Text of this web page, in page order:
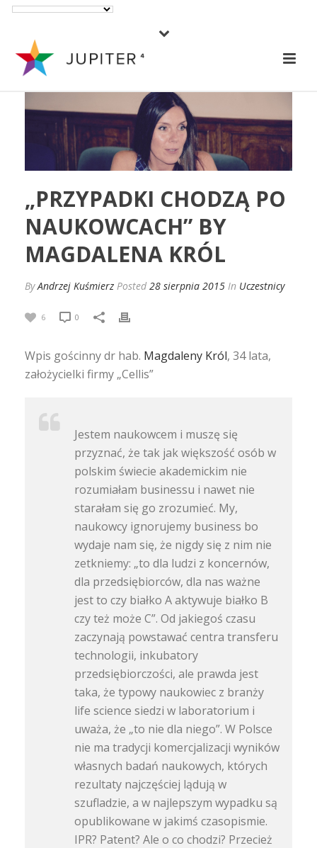
„PRZYPADKI CHODZĄ PO
NAUKOWCACH” BY
MAGDALENA KRÓL
ByAndrzej Kuśmierz Posted 28 sierpnia 2015 In Uczestnicy
6 0
Wpis gościnny dr hab. Magdaleny Król, 34 lata,
założycielki firmy „Cellis”
Jestem naukowcem i muszę się
przyznać, że tak jak większość osób w
polskim świecie akademickim nie
rozumiałam businessu i nawet nie
starałam się go zrozumieć. My,
naukowcy ignorujemy business bo
wydaje nam się, że nigdy się z nim nie
zetkniemy: „to dla ludzi z koncernów,
dla przedsiębiorców, dla nas ważne
jest to czy białko A aktywuje białko B
czy też może C”. Od jakiegoś czasu
zaczynają powstawać centra transferu
technologii, inkubatory
przedsiębiorczości, ale prawda jest
taka, że typowy naukowiec z branży
life science siedzi w laboratorium i
uważa, że „to nie dla niego”. W Polsce
nie ma tradycji komercjalizacji wyników
własnych badań naukowych, których
rezultaty najczęściej lądują w
szufladzie, a w najlepszym wypadku są
opublikowane w jakimś czasopismie.
IPR? Patent? Ale o co chodzi? Przecież